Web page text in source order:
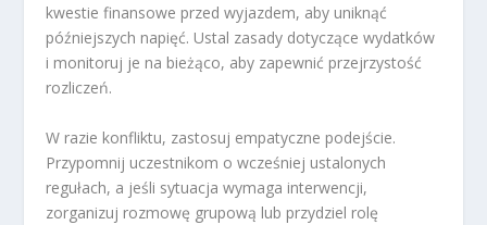
kwestie finansowe przed wyjazdem, aby uniknąć
późniejszych napięć. Ustal zasady dotyczące wydatków
i monitoruj je na bieżąco, aby zapewnić przejrzystość
rozliczeń.
W razie konfliktu, zastosuj empatyczne podejście.
Przypomnij uczestnikom o wcześniej ustalonych
regułach, a jeśli sytuacja wymaga interwencji,
zorganizuj rozmowę grupową lub przydziel rolę